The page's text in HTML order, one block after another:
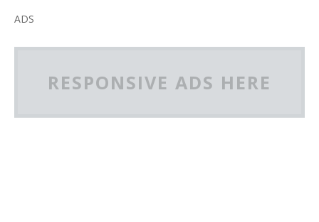
ADS
RESPONSIVE ADS HERE